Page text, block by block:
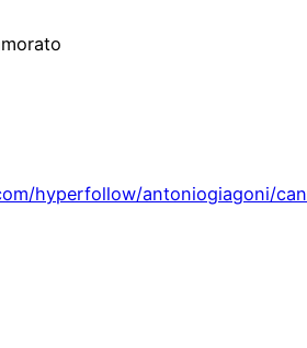
hyperfollow/antoniogiagoni/